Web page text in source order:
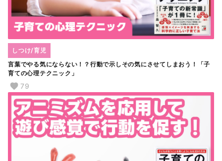
言葉でやる気にならない！？行動で示しその気にさせてしまおう！「子
育ての心理テクニック」
しつけ/育児
79